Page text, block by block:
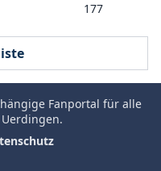
177
Fanportal für alle
Uerdingen.